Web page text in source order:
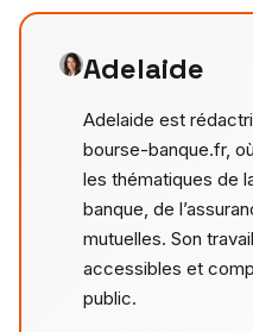
Adelaide
Adelaide est
bourse-banque.fr,
les thématiques de
banque, de
mutuelles. Son
accessibles et
public.